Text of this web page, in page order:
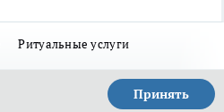
Ритуальные услуги
Принять